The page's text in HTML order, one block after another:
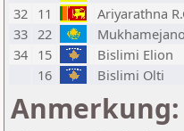
32 11 Ariyarathna
33 22
34 15 Bislimi Elion
16
Bislimi Olti
Anmerkung: